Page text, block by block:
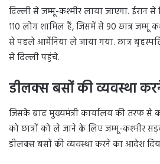
दिल्ली से जम्मू-कश्मीर लाया जाएगा. ईरान
110 लोग शामिल हैं, जिसमें से 90 छात्र जम्मू
से पहले आर्मेनिया ले जाया गया. छात्र
से दिल्ली पहुंचे.
डीलक्स बसों की व्यवस्था
जिसके बाद मुख्यमंत्री कार्यालय की तरफ से
को छात्रों को ले जाने के लिए जम्मू-कश्मीर
डीलक्स बसों की व्यवस्था करने का आदेश